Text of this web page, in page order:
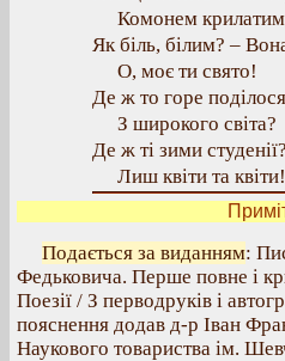
Комонем
Як біль, білим? –
О, моє ти свято!
Де ж то горе поділося
З широкого світа?
Де ж ті зими
Лиш квіти та квіти!
Подається за виданням:
Федьковича. Перше повне і
Поезії / З перводруків і
пояснення додав д-р Іван
Наукового товариства ім.